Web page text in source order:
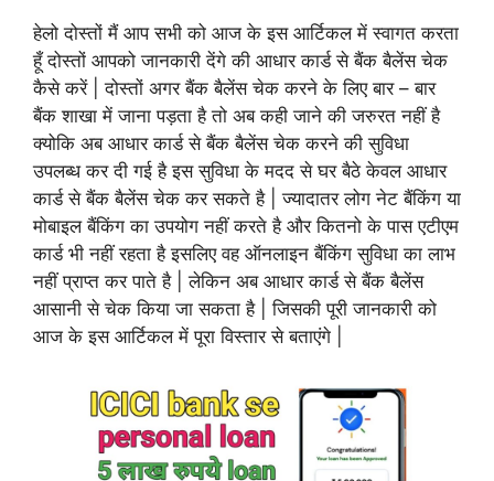
हेलो दोस्तों मैं आप सभी को आजके इस आर्टिकल में स्वागत करता
हूँ दोस्तों आपको जानकारी देंगे की आधार कार्ड से बैंक बैलेंस चेक
कैसे करें | दोस्तों अगर बैंक बैलेंस चेक करने के लिए बार – बार
बैंक शाखा में जाना पड़ता है तो अब कही जाने की जरुरत नहीं है
क्योकि अब आधार कार्ड से बैंक बैलेंस चेक करने की सुविधा
उपलब्ध कर दी गई है इस सुविधा के मदद से घर बैठे केवल आधार
कार्ड से बैंक बैलेंस चेक कर सकते है | ज्यादातर लोग नेट बैंकिंग या
मोबाइल बैंकिंग का उपयोग नहीं करते है और कितनो के पास एटीएम
कार्ड भी नहीं रहता है इसलिए वह ऑनलाइन बैंकिंग सुविधा का लाभ
नहीं प्राप्त कर पाते है | लेकिन अब आधार कार्ड से बैंक बैलेंस
आसानी से चेक किया जा सकता है | जिसकी पूरी जानकारी को
आज के इस आर्टिकल में पूरा विस्तार से बताएंगे |